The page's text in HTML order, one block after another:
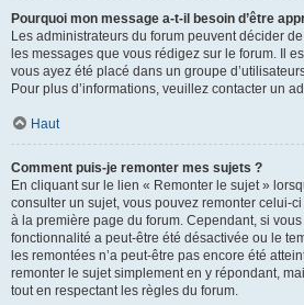
Pourquoi mon message a-t-il besoin d’être
Les administrateurs du forum peuvent décider
les messages que vous rédigez sur le forum. Il
vous ayez été placé dans un groupe
Pour plus d’informations, veuillez contacter un
Haut
Comment puis-je remonter mes sujets ?
En cliquant sur le lien « Remonter le sujet »
consulter un sujet, vous pouvez remonter celui-
à la première page du forum. Cependant, si
fonctionnalité a peut-être été désactivée ou le
les remontées n’a peut-être pas encore été
remonter le sujet simplement en y répondant,
tout en respectant les règles du forum.